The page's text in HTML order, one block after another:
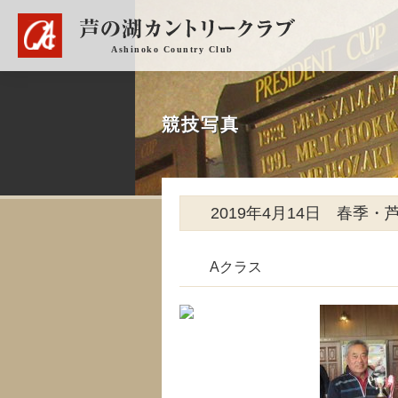
競技写真
2019年4月14日 春季・
Aクラス